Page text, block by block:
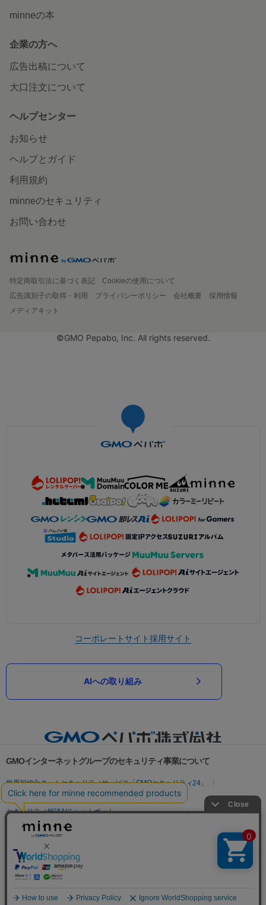
minneの本
企業の方へ
広告出稿について
大口注文について
ヘルプセンター
お知らせ
ヘルプとガイド
利用規約
minneのセキュリティ
お問い合わせ
特定商取引法に基づく表記
Cookieの使用について
広告識別子の取得・利用
プライバシーポリシー 会社概要
採用情報
メディアキット
©GMO Pepabo, Inc. All rights reserved.
コーポレートサイト採用サイト
AIへの取り組み
GMOインターネットグループのセキュリティ事業について
世界初総合ネットセキュリティサービス「GMOセキュリティ24」
パスワード漏洩診断
Webサイトリスク診断
セキュリティ相談AIチャットボット
実在証明・盗聴対策
サイバー攻撃対策（GMO Flatt Security）
セキュリティ事業の軌跡